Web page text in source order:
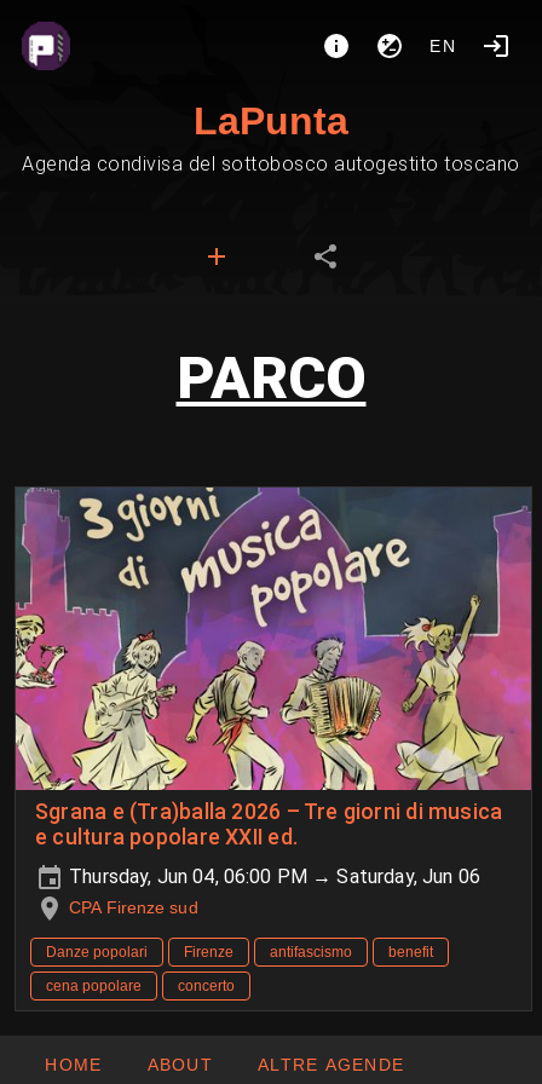
EN
LaPunta
Agenda condivisa del sottobosco autogestito toscano
PARCO
Sgrana e (Tra)balla 2026 – Tre giorni di musica
e cultura popolare XXII ed.
Thursday, Jun 04, 06:00 PM → Saturday, Jun 06
CPA Firenze sud
Danze popolari Firenze antifascismo
benefit
cena popolare
concerto
HOME ABOUT ALTRE AGENDE